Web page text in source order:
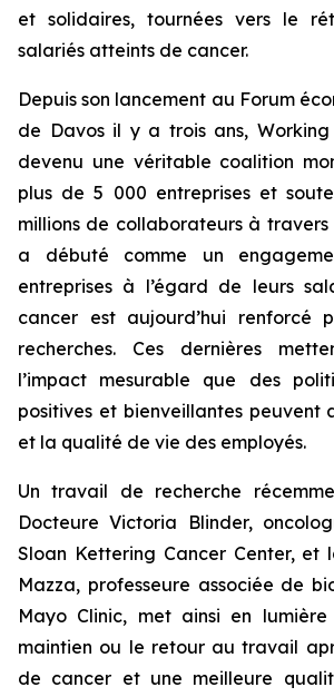
et solidaires, tournées vers le
salariés atteints de cancer.
Depuis son lancement au Forum
de Davos il y a trois ans,
devenu une véritable coalition
plus de 5 000 entreprises et
millions de collaborateurs à travers
a débuté comme un
entreprises à l’égard de leurs
cancer est aujourd’hui renforcé
recherches. Ces dernières
l’impact mesurable que des
positives et bienveillantes peuvent
et la qualité de vie des employés.
Un travail de recherche
Docteure Victoria Blinder,
Sloan Kettering Cancer Center, et
Mazza, professeure associée de
Mayo Clinic, met ainsi en
maintien ou le retour au travail
de cancer et une meilleure